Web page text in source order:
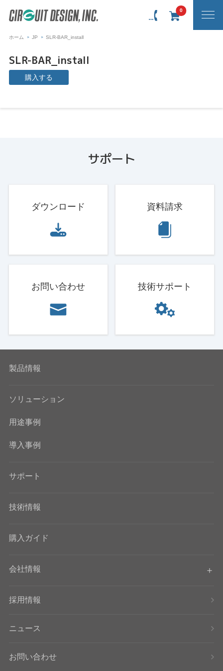
0
ホーム JP SLR-BAR_install
SLR-BAR_install
購入する
サポート
ダウンロード 資料請求
お問い合わせ 技術サポート
製品情報
ソリューション
用途事例
導入事例
サポート
技術情報
購入ガイド
会社情報
採用情報
ニュース
お問い合わせ